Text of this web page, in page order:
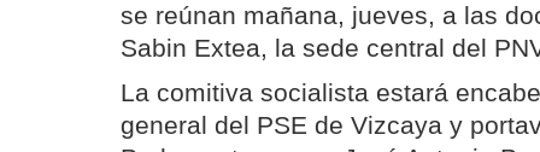
se reúnan mañana, jueves, a las
Sabin Extea, la sede central del
La comitiva socialista estará
general del PSE de Vizcaya y